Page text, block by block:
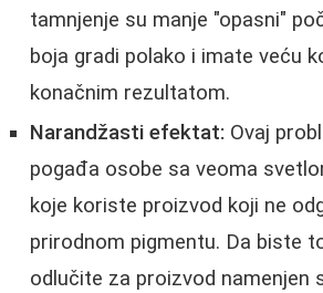
tamnjenje su manje "opasni"
boja gradi polako i imate veću
konačnim rezultatom.
Narandžasti efektat: Ovaj
pogađa osobe sa veoma
koje koriste proizvod koji ne
prirodnom pigmentu. Da biste
odlučite za proizvod namenjen